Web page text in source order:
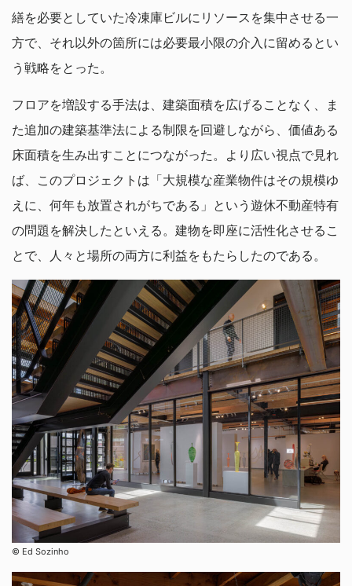
繕を必要としていた冷凍庫ビルにリソースを集中させる一
方で、それ以外の箇所には必要最小限の介入に留めるとい
う戦略をとった。
フロアを増設する手法は、建築面積を広げることなく、ま
た追加の建築基準法による制限を回避しながら、価値ある
床面積を生み出すことにつながった。より広い視点で見れ
ば、このプロジェクトは「大規模な産業物件はその規模ゆ
えに、何年も放置されがちである」という遊休不動産特有
の問題を解決したといえる。建物を即座に活性化させるこ
とで、人々と場所の両方に利益をもたらしたのである。
©︎ Ed Sozinho